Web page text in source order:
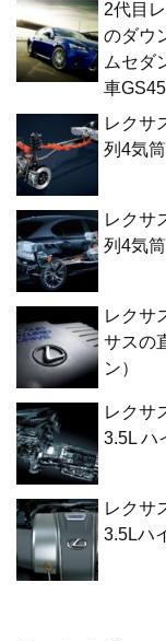
2代目
のダウ
ムセダ
車
レクサ
列4気
レクサ
列4気
レクサ
サスの
ン）
レクサ
3.5L ハ
レクサ
3.5Lハ